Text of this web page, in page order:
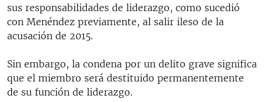
sus responsabilidades de liderazgo, como sucedió
con Menéndez previamente, al salir ileso de la
acusación de 2015.
Sin embargo, la condena por un delito grave significa
que el miembro será destituido permanentemente
de su función de liderazgo.